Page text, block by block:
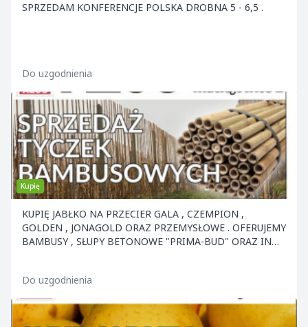
SPRZEDAM KONFERENCJE POLSKA DROBNA 5 - 6,5 .
Do uzgodnienia
Kupię
KUPIĘ JABŁKO NA PRZECIER GALA , CZEMPION ,
GOLDEN , JONAGOLD ORAZ PRZEMYSŁOWE . OFERUJEMY
BAMBUSY , SŁUPY BETONOWE "PRIMA-BUD" ORAZ INNE
Do uzgodnienia